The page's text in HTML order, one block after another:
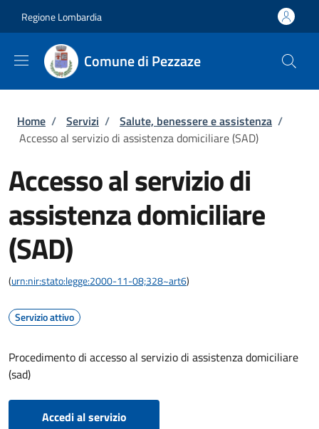
Regione Lombardia
Comune di Pezzaze
Briciole di pane
Home / Servizi / Salute, benessere e assistenza /
Accesso al servizio di assistenza domiciliare (SAD)
Accesso al servizio di
assistenza domiciliare
(SAD)
(urn:nir:stato:legge:2000-11-08;328~art6)
Servizio attivo
Procedimento di accesso al servizio di assistenza domiciliare
(sad)
Accedi al servizio